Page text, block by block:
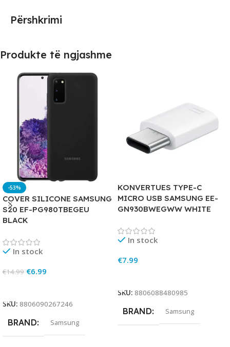
Përshkrimi
Produkte të ngjashme
-53%
COVER SILICONE SAMSUNG
S20 EF-PG980TBEGEU
BLACK
In stock
€14.99 €6.99
SKU: 8806090267246
BRAND Samsung
KONVERTUES TYPE-C
MICRO USB SAMSUNG EE-
GN930BWEGWW WHITE
In stock
€7.99
SKU: 8806088480985
BRAND Samsung